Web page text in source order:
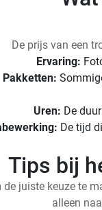
De prijs van een
Ervaring:
Pakketten:
Uren: De
De tijd
Tips bij
de juiste keuze te
alleen